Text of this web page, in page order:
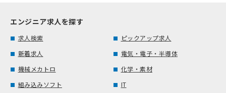
エンジニア求人を探す
求人検索
ピックアップ求人
新着求人
電気・電子・半導体
機械メカトロ
化学・素材
組み込みソフト
IT